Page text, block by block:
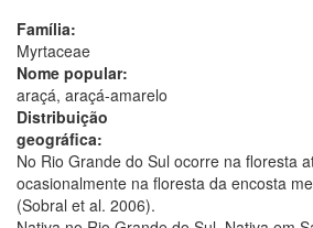
Família:
Myrtaceae
Nome popular:
araçá, araçá-amarelo
Distribuição
geográfica:
No Rio Grande do Sul ocorre na floresta
ocasionalmente na floresta da encosta
(Sobral et al. 2006).